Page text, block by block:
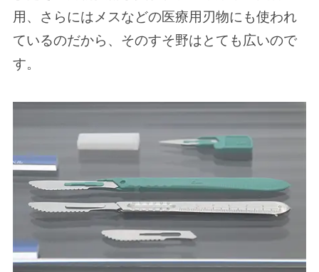
用、さらにはメスなどの医療用刃物にも使われ
ているのだから、そのすそ野はとても広いので
す。